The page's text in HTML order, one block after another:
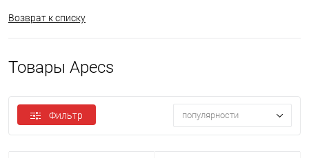
Возврат к списку
Товары Apecs
Фильтр популярности